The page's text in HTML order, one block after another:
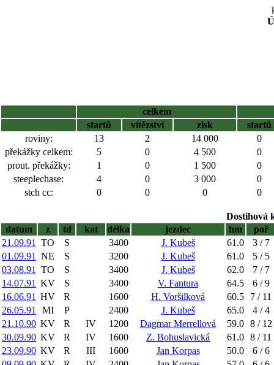
celkem
startů
vítězství zisk
startů
roviny:
13 2 14 000
0
překážky celkem:
5 0 4 500
0
prout. překážky:
1 0 1 500
0
steeplechase:
4 0 3 000
0
stch cc:
0 0 0 0
Dostihová
datum
z td kat délka jezdec hm
poř
21.09.91
TO S 3400 J. Kubeš 61.0
3 / 7
01.09.91
NE S 3200 J. Kubeš 61.0
5 / 5
03.08.91
TO S 3400 J. Kubeš 62.0
7 / 7
14.07.91 KV S 3400 V. Fantura 64.5
6 / 9
16.06.91 HV R 1600 H. Voršilková 60.5
7 / 11
26.05.91
MI P 2400 J. Kubeš 65.0
4 / 4
21.10.90 KV R IV 1200 Dagmar Merrellová 59.0 8 / 12
30.09.90 KV R IV 1600 Z. Bohuslavická 61.0 8 / 11
23.09.90 KV R III 1600 Jan Korpas 50.0
6 / 6